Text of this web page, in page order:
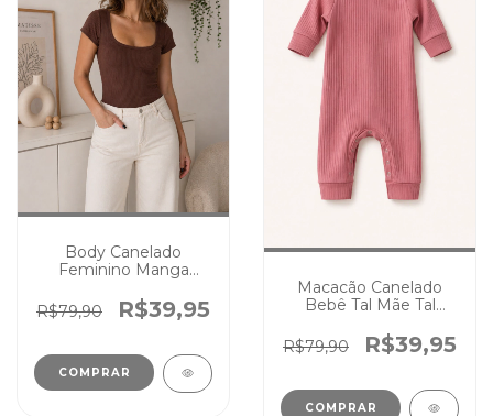
Body Canelado
Feminino Manga
R$79,90
R$39,95
COMPRAR
Macacão Canelado
Bebê Tal Mãe Tal
R$79,90
R$39,95
COMPRAR